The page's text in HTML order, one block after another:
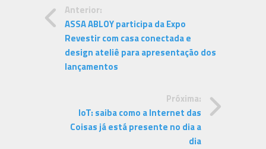
Anterior:
ASSA ABLOY participa da Expo
Revestir com casa conectada e
design ateliê para apresentação dos
lançamentos
Próxima:
IoT: saiba como a Internet das
Coisas já está presente no dia a
dia